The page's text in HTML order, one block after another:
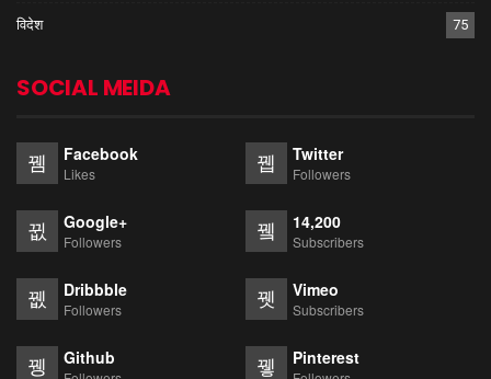
विदेश 75
SOCIAL MEIDA
Facebook
Likes
Twitter
Followers
Google+
Followers
14,200
Subscribers
Dribbble
Followers
Vimeo
Subscribers
Github Pinterest